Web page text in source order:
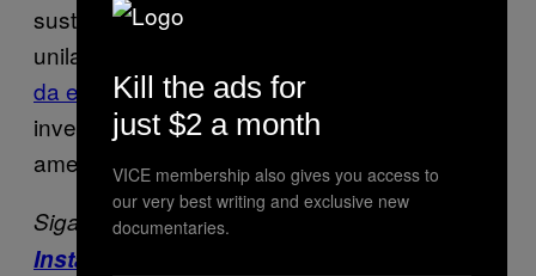
sustentou uma conversa, principalmente
unilateral,
da eleição, cujos registros foram entregues a
investigadores do Congresso norte-
americano.
Siga a VICE Brasil no
Instagram
Kill the ads for
just $2 a month
VICE membership also gives you access to
our very best writing and exclusive new
documentaries.